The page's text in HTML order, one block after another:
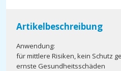
Artikelbeschreibung
Anwendung:
für mittlere Risiken, kein Schutz
ernste Gesundheitsschäden